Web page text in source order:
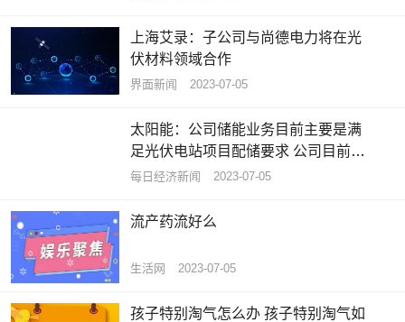
上海艾录：子公司与尚德电力将在光
伏材料领域合作
界面新闻 2023-07-05
太阳能：公司储能业务目前主要是满
足光伏电站项目配储要求 公司目前没
有投资储能设备制造
每日经济新闻 2023-07-05
流产药流好么
生活网 2023-07-05
孩子特别淘气怎么办 孩子特别淘气如